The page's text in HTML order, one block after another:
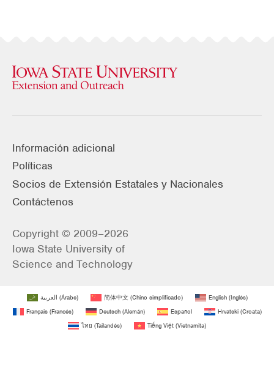
Información adicional
Políticas
Socios de Extensión Estatales y Nacionales
Contáctenos
Copyright © 2009–2026
Iowa State University of
Science and Technology
العربية (Árabe) 简体中文(Chino simplificado) English(Inglés)
Français(Francés) Deutsch(Alemán) Español Hrvatski(Croata)
ไทย (Tailandés) Tiếng Việt (Vietnamita)